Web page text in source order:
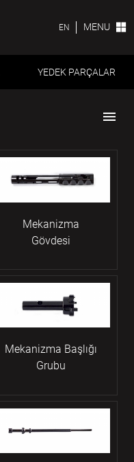
EN MENU
YEDEK PARÇALAR
menu
Mekanizma
Gövdesi
Mekanizma Başlığı
Grubu